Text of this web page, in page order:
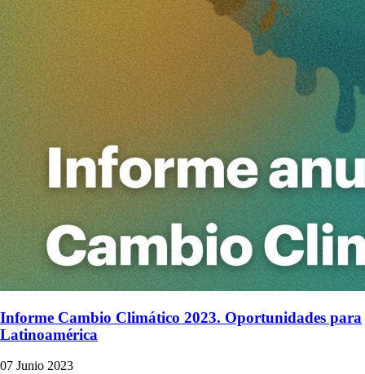
Informe Cambio Climático 2023. Oportunidades para
Latinoamérica
07 Junio 2023